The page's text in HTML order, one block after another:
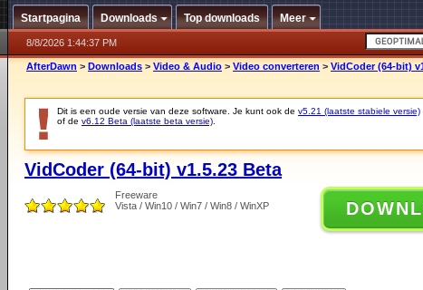
Startpagina Downloads Top downloads Meer
8/8/2026 1:44:37 PM
AfterDawn > Downloads > Video & Audio > Video converteren > VidCoder (64-bit)
Dit is een oude versie van deze software. Je kunt ook de v5.21 (laatste stabiele versie)
of de v6.12 Beta (laatste beta versie)
VidCoder (64-bit) v1.5.23 Beta
Freeware
Vista / Win10 / Win7 / Win8 / WinXP